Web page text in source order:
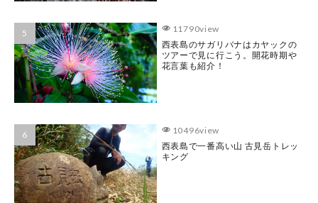
11790view
西表島のサガリバナはカヤックの
ツアーで見に行こう。開花時期や
花言葉も紹介！
10496view
西表島で一番高い山 古見岳トレッ
キング